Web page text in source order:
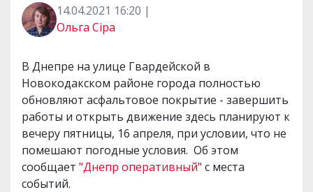
14.04.2021 16:20 |
Ольга Сіра
В Днепре на улице Гвардейской в
Новокодакском районе города полностью
обновляют асфальтовое покрытие - завершить
работы и открыть движение здесь планируют к
вечеру пятницы, 16 апреля, при условии, что не
помешают погодные условия. Об этом
сообщает "Днепр оперативный" с места
событий.